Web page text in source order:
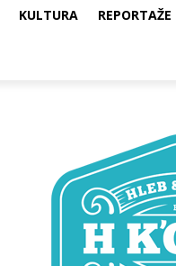
KULTURA REPORTAŽE